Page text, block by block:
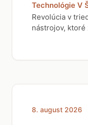
Technológie V
Revolúcia v
nástrojov, ktoré
8. august 2026